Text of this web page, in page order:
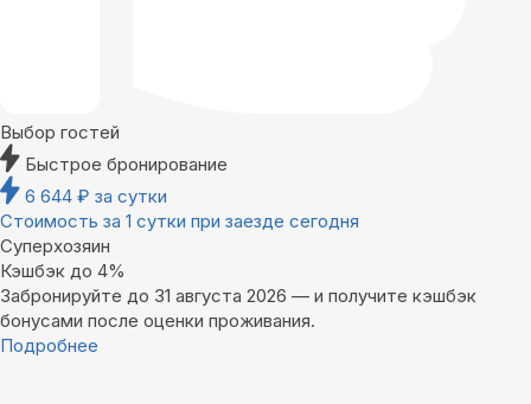
Выбор гостей
Быстрое бронирование
6 644 ₽ за сутки
Стоимость за 1 сутки при заезде сегодня
Суперхозяин
Кэшбэк до 4%
Забронируйте до 31 августа 2026 — и получите кэшбэк
бонусами после оценки проживания.
Подробнее